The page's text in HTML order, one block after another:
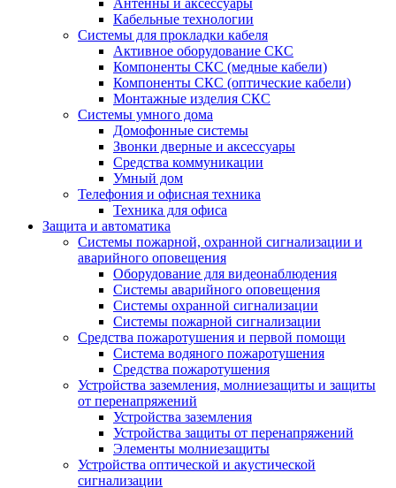
Антенны и аксессуары
Кабельные технологии
Системы для прокладки кабеля
Активное оборудование СКС
Компоненты СКС (медные кабели)
Компоненты СКС (оптические кабели)
Монтажные изделия СКС
Системы умного дома
Домофонные системы
Звонки дверные и аксессуары
Средства коммуникации
Умный дом
Телефония и офисная техника
Техника для офиса
Защита и автоматика
Системы пожарной, охранной сигнализации и
аварийного оповещения
Оборудование для видеонаблюдения
Системы аварийного оповещения
Системы охранной сигнализации
Системы пожарной сигнализации
Средства пожаротушения и первой помощи
Система водяного пожаротушения
Средства пожаротушения
Устройства заземления, молниезащиты и защиты
от перенапряжений
Устройства заземления
Устройства защиты от перенапряжений
Элементы молниезащиты
Устройства оптической и акустической
сигнализации